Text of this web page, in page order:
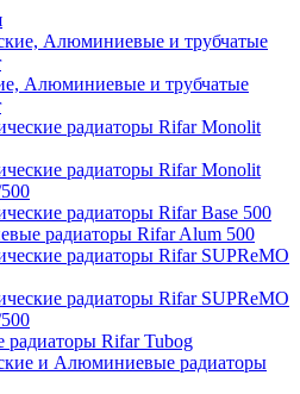
Алюминиевые и трубчатые
радиаторы Rifar Monolit
радиаторы Rifar Monolit
радиаторы Rifar Base 500
радиаторы Rifar Alum 500
радиаторы Rifar SUPReMO
радиаторы Rifar SUPReMO
радиаторы Rifar Tubog